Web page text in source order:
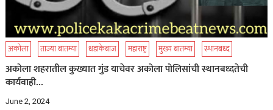
अकोला ताज्या बातम्या धडाकेबाज महाराष्ट्र मुख्य बातम्या स्थानबध्द
अकोला शहरातील कुख्यात गुंड याचेवर अकोला पोलिसांची स्थानबध्दतेची
कार्यवाही…
June 2, 2024